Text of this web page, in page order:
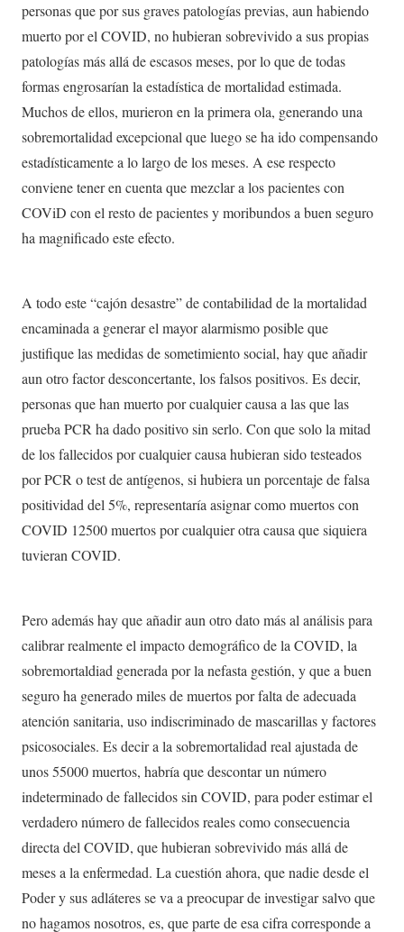
personas que por sus graves patologías previas, aun habiendo
muerto por el COVID, no hubieran sobrevivido a sus propias
patologías más allá de escasos meses, por lo que de todas
formas engrosarían la estadística de mortalidad estimada.
Muchos de ellos, murieron en la primera ola, generando una
sobremortalidad excepcional que luego se ha ido compensando
estadísticamente a lo largo de los meses. A ese respecto
conviene tener en cuenta que mezclar a los pacientes con
COViD con el resto de pacientes y moribundos a buen seguro
ha magnificado este efecto.
A todo este “cajón desastre” de contabilidad de la mortalidad
encaminada a generar el mayor alarmismo posible que
justifique las medidas de sometimiento social, hay que añadir
aun otro factor desconcertante, los falsos positivos. Es decir,
personas que han muerto por cualquier causa a las que las
prueba PCR ha dado positivo sin serlo. Con que solo la mitad
de los fallecidos por cualquier causa hubieran sido testeados
por PCR o test de antígenos, si hubiera un porcentaje de falsa
positividad del 5%, representaría asignar como muertos con
COVID 12500 muertos por cualquier otra causa que siquiera
tuvieran COVID.
Pero además hay que añadir aun otro dato más al análisis para
calibrar realmente el impacto demográfico de la COVID, la
sobremortaldiad generada por la nefasta gestión, y que a buen
seguro ha generado miles de muertos por falta de adecuada
atención sanitaria, uso indiscriminado de mascarillas y factores
psicosociales. Es decir a la sobremortalidad real ajustada de
unos 55000 muertos, habría que descontar un número
indeterminado de fallecidos sin COVID, para poder estimar el
verdadero número de fallecidos reales como consecuencia
directa del COVID, que hubieran sobrevivido más allá de
meses a la enfermedad. La cuestión ahora, que nadie desde el
Poder y sus adláteres se va a preocupar de investigar salvo que
no hagamos nosotros, es, que parte de esa cifra corresponde a